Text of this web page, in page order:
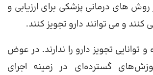
روش های درمانی پزشکی برای ارزیابی و
کنند و می توانند دارو تجویز کنند.
و توانایی تجویز دارو را ندارند. در عوض
گسترده‌ای در زمینه اجرای